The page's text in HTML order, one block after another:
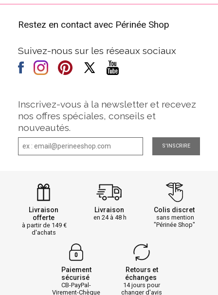
Restez en contact avec Périnée Shop
Suivez-nous sur les réseaux sociaux
Inscrivez-vous à la newsletter et recevez
nos offres spéciales, conseils et
nouveautés.
S'INSCRIRE
Livraison
offerte
à partir de 149
d'achats
Livraison
en 24 à 48 h
Colis discret
sans mention
"Périnée Shop"
Paiement
sécurisé
CB-PayPal-
Virement-Chèque
Retours et
échanges
14 jours pour
changer d'avis